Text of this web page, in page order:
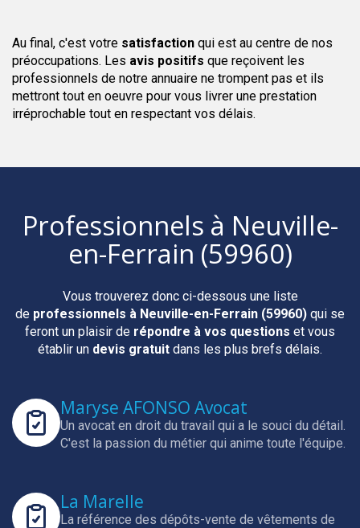
Au final, c'est votre satisfaction qui est au centre de nos
préoccupations. Les avis positifs que reçoivent les
professionnels de notre annuaire ne trompent pas et ils
mettront tout en oeuvre pour vous livrer une prestation
irréprochable tout en respectant vos délais.
Professionnels à Neuville-
en-Ferrain (59960)
Vous trouverez donc ci-dessous une liste
de professionnels à Neuville-en-Ferrain (59960) qui se
feront un plaisir de répondre à vos questions et vous
établir un devis gratuit dans les plus brefs délais.
Maryse AFONSO Avocat
Un avocat en droit du travail qui a le souci du détail.
C'est la passion du métier qui anime toute l'équipe.
La Marelle
La référence des dépôts-vente de vêtements de